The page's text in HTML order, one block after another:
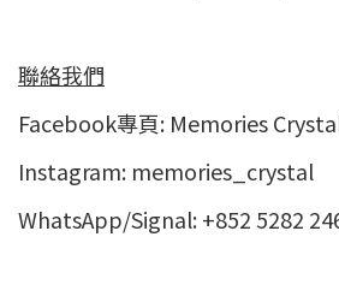
聯絡我們
Facebook專頁: Memories
Instagram: memories_crystal
WhatsApp/Signal: +852 5282